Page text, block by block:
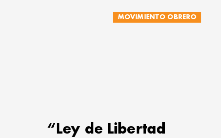
MOVIMIENTO OBRERO
“Ley de Libertad